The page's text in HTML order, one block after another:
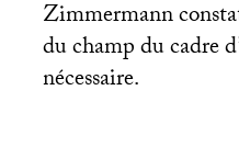
Zimmermann
du champ du cadre
nécessaire.